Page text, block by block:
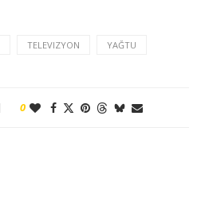
TELEVIZYON YAĞTU
0